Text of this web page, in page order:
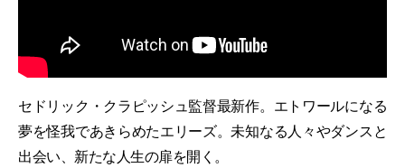
セドリック・クラピッシュ監督最新作。エトワールになる
夢を怪我であきらめたエリーズ。未知なる人々やダンスと
出会い、新たな人生の扉を開く。